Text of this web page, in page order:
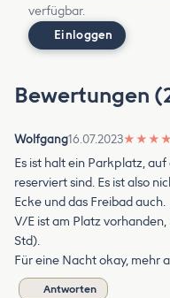
verfügbar.
Einloggen
Bewertungen
Wolfgang16.07.2023★ ★ ★ ★
Es ist halt ein Parkplatz,
reserviert sind. Es ist also
Ecke und das Freibad auch.
V/E ist am Platz
Std).
Für eine Nacht okay, mehr
Antworten